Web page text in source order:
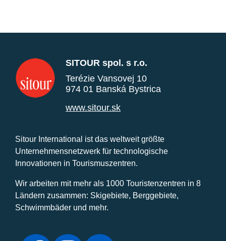
SITOUR spol. s r.o.
Terézie Vansovej 10
974 01 Banská Bystrica
www.sitour.sk
Sitour International ist das weltweit größte
Unternehmensnetzwerk für technologische
Innovationen in Tourismuszentren.
Wir arbeiten mit mehr als 1000 Touristenzentren in 8
Ländern zusammen: Skigebiete, Berggebiete,
Schwimmbäder und mehr.